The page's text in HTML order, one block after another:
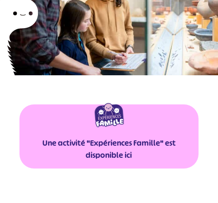
Une activité "Expériences Famille" est
disponible ici